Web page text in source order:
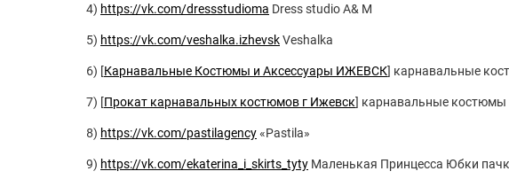
4) https://vk.com/dressstudioma Dress studio A& M
5) https://vk.com/veshalka.izhevskVeshalka
6) [Карнавальные Костюмы и Аксессуары ИЖЕВСК] карнавальные
7) [Прокат карнавальных костюмов г Ижевск] карнавальные костюмы
8) https://vk.com/pastilagency«Pastila»
9) https://vk.com/ekaterina_i_skirts_tyty Маленькая Принцесса Юбки